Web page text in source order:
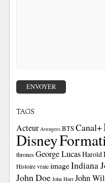
TAGS
Acteur Avengers BTSCanal+
Disney
thrones George LucasHarold
Histoire vraie imageIndiana
John Doe John Hurt John